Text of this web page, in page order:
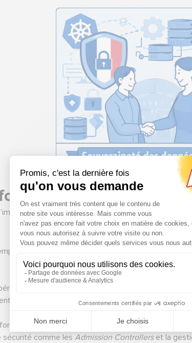
Clé-en-Main :
complexité de l’opération de
plein nécessitant des équipes SRE hautement
assure la haute disponibilité des
prise en charge.
est surveillée en permanence. L’opérateur
sécurité comme les Admission Controllerset la